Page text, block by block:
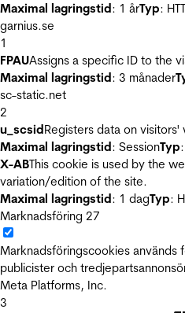
Maximal lagringstid: 1 årTyp:
garnius.se
1
FPAUAssigns a specific ID to the
Maximal lagringstid: 3 månader
sc-static.net
2
u_scsidRegisters data on
Maximal lagringstid: SessionTyp
X-ABThis cookie is used by the
variation/edition of the site.
Maximal lagringstid: 1 dagTyp:
Marknadsföring 27
Marknadsföringscookies används
publicister och
Meta Platforms, Inc.
3